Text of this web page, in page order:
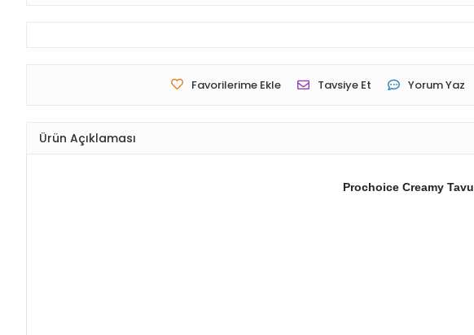
Favorilerime Ekle Tavsiye Et Yorum Yaz
Ürün Açıklaması
Prochoice Creamy